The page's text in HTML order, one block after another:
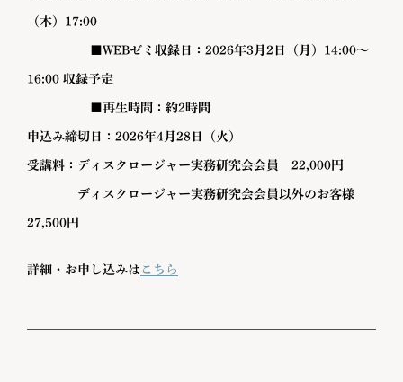
（木）17:00
■WEBゼミ収録日： 2026年3月2日（月） 14:00～
16:00 収録予定
■再生時間：約2時間
申込み締切日：2026年4月28日（火）
受講料：ディスクロージャー実務研究会会員 22,000円
ディスクロージャー実務研究会会員以外のお客様
27,500円
詳細・お申し込みは こちら